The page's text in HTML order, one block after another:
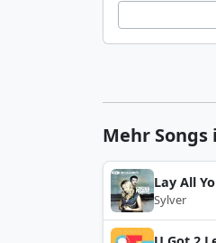
Mehr Songs
Lay All
Sylver